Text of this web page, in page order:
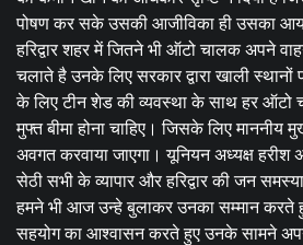
पोषण कर सके उसकी आजीविका ही उसका आय
हरिद्वार शहर में जितने भी ऑटो चालक अपने
चलाते है उनके लिए सरकार द्वारा खाली
के लिए टीन शेड की व्यवस्था के साथ हर ऑटो
मुफ्त बीमा होना चाहिए। जिसके लिए माननीय
अवगत करवाया जाएगा। यूनियन अध्यक्ष हरीश
सेठी सभी के व्यापार और हरिद्वार की जन
हमने भी आज उन्हे बुलाकर उनका सम्मान करते
सहयोग का आश्वासन करते हुए उनके सामने